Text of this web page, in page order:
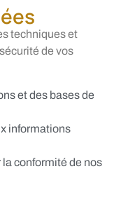
techniques et
de vos
et des bases de
informations
conformité de nos